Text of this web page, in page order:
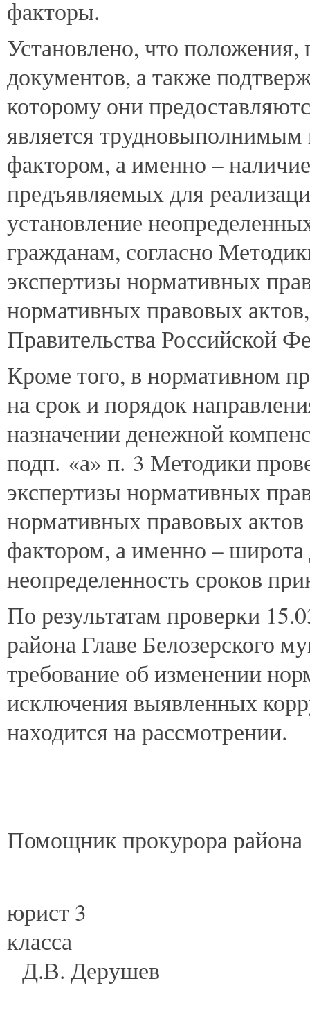
факторы.
Установлено, что положения,
документов, а также
которому они
является
фактором, а именно –
предъявляемых для
установление
гражданам, согласно
экспертизы нормативных
нормативных правовых
Правительства Российской
Кроме того, в нормативном
на срок и порядок
назначении денежной
подп. «а» п. 3 Методики
экспертизы нормативных
нормативных правовых
фактором, а именно –
неопределенность сроков
По результатам проверки
района Главе Белозерского
требование об изменении
исключения выявленных
находится на рассмотрении.
Помощник прокурора района
юрист 3
Д.В. Дерушев